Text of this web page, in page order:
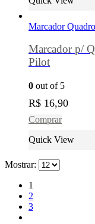
Marcador
Marcador p/
Pilot
0 out of 5
R$ 16,90
Comprar
Quick View
Mostrar:
1
2
3